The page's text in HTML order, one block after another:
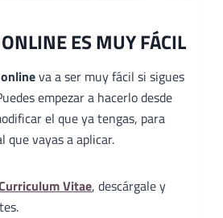
ES MUY FÁCIL
va a ser muy fácil si sigues
empezar a hacerlo desde
el que ya tengas, para
que vayas a aplicar.
Vitae, descárgale y